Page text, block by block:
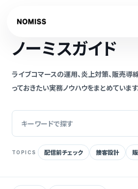
ノーミスガイド
ライブコマースの運用、炎上対策、販売導
っておきたい実務ノウハウをまとめています
事
TOPICS 配信前チェック 接客設計